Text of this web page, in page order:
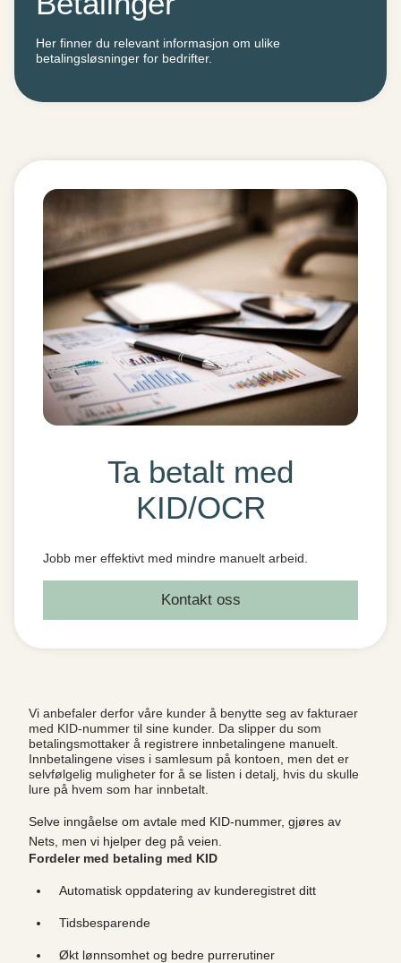
Her finner du relevant informasjon om ulike
betalingsløsninger for bedrifter.
Ta betalt med
KID/OCR
Jobb mer effektivt med mindre manuelt arbeid.
Kontakt oss
Vi anbefaler derfor våre kunder å benytte seg av fakturaer
med KID-nummer til sine kunder. Da slipper du som
betalingsmottaker å registrere innbetalingene manuelt.
Innbetalingene vises i samlesum på kontoen, men det er
selvfølgelig muligheter for å se listen i detalj, hvis du skulle
lure på hvem som har innbetalt.
Selve inngåelse om avtale med KID-nummer, gjøres av
Nets, men vi hjelper deg på veien.
Fordeler med betaling med KID
Automatisk oppdatering av kunderegistret ditt
Tidsbesparende
Økt lønnsomhet og bedre purrerutiner